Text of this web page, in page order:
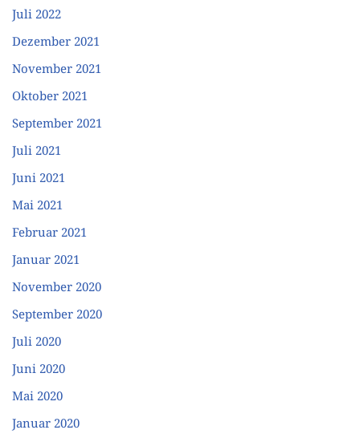
Juli 2022
Dezember 2021
November 2021
Oktober 2021
September 2021
Juli 2021
Juni 2021
Mai 2021
Februar 2021
Januar 2021
November 2020
September 2020
Juli 2020
Juni 2020
Mai 2020
Januar 2020